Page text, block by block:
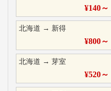
¥140～
北海道 → 新得
¥800～
北海道 → 芽室
¥520～